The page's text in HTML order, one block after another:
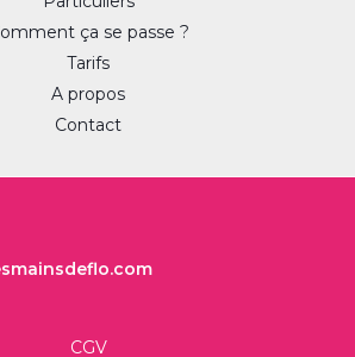
ça se passe ?
Tarifs
A propos
Contact
CGV